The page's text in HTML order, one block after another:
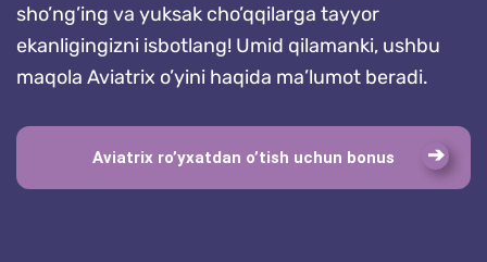
sho’ng’ing va yuksak cho’qqilarga tayyor
ekanligingizni isbotlang! Umid qilamanki, ushbu
maqola Aviatrix o’yini haqida ma’lumot beradi.
Aviatrix ro’yxatdan o’tish uchun bonus